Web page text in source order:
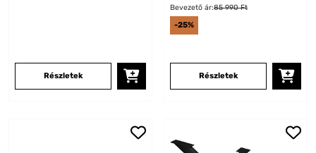
Részletek
Bevezető ár:85 990 Ft
-25%
Részletek